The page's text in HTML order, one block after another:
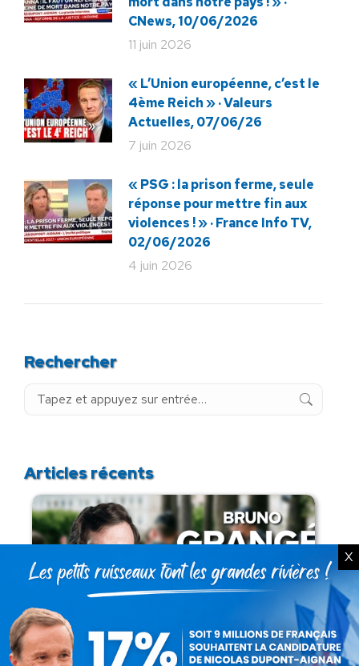
CNews, 10/06/2026
11 juin 2026
« L’Union européenne, c’est le
4ème Reich » · Valeurs
Actuelles, 07/06/26
7 juin 2026
« PSG : la prison ferme, seule
réponse pour mettre fin aux
violences ! » · France Info TV,
02/06/2026
4 juin 2026
Rechercher
Recherche
Articles récents
Présomption de légitimité de l’usage des
armes par les forces de l’ordre
X